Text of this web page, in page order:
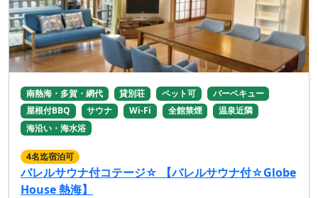
南熱海・多賀・網代 貸別荘 ペット可
バーベキュー
屋根付BBQ
サウナ Wi-Fi 全館禁煙
温泉近隣
海沿い・海水浴
4名迄宿泊可
バレルサウナ付コテージ☆ 【バレルサウナ付☆Globe
House 熱海】